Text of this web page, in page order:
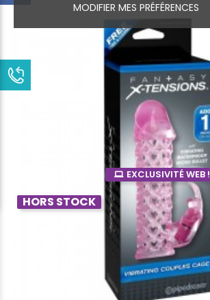
MODIFIER MES PRÉFÉRENCES
EXCLUSIVITÉ WEB !
HORS STOCK